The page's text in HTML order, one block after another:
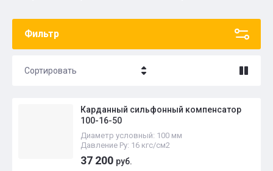
Фильтр
Сортировать
Цена - возрастание
Название - Я-А
Название - А-Я
Карданный сильфонный компенсатор
100-16-50
Диаметр условный: 100 мм
Давление Ру: 16 кгс/см2
37 200 руб.